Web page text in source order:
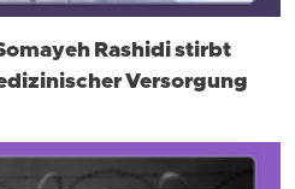
Rashidi stirbt
Versorgung